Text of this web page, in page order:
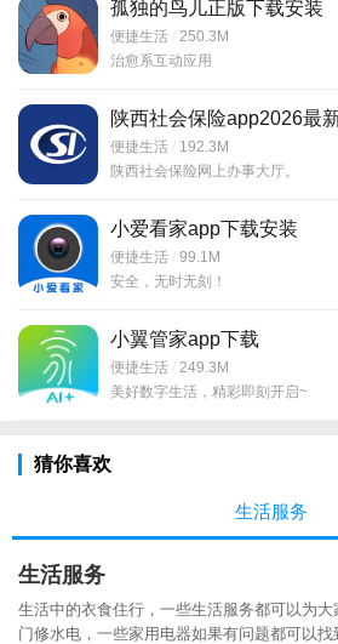
孤独的鸟儿正版下载安装
便捷生活
250.3M
治愈系互动应用
陕西社会保险app2026最
便捷生活
192.3M
陕西社会保险网上办事大厅。
小爱看家app下载安装
便捷生活
99.1M
安全，无时无刻！
小翼管家app下载
便捷生活
249.3M
美好数字生活，精彩即刻开启~
猜你喜欢
生活服务
生活服务
生活中的衣食住行，一些生活服务都可以为
门修水电，一些家用电器如果有问题都可以找